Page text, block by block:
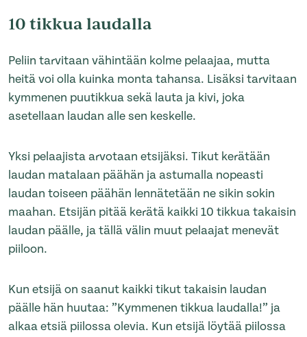
10 tikkua laudalla
Peliin tarvitaan vähintään kolme pelaajaa, mutta
heitä voi olla kuinka monta tahansa. Lisäksi tarvitaan
kymmenen puutikkua sekä lauta ja kivi, joka
asetellaan laudan alle sen keskelle.
Yksi pelaajista arvotaan etsijäksi. Tikut kerätään
laudan matalaan päähän ja astumalla nopeasti
laudan toiseen päähän lennätetään ne sikin sokin
maahan. Etsijän pitää kerätä kaikki 10 tikkua takaisin
laudan päälle, ja tällä välin muut pelaajat menevät
piiloon.
Kun etsijä on saanut kaikki tikut takaisin laudan
päälle hän huutaa: ”Kymmenen tikkua laudalla!” ja
alkaa etsiä piilossa olevia. Kun etsijä löytää piilossa